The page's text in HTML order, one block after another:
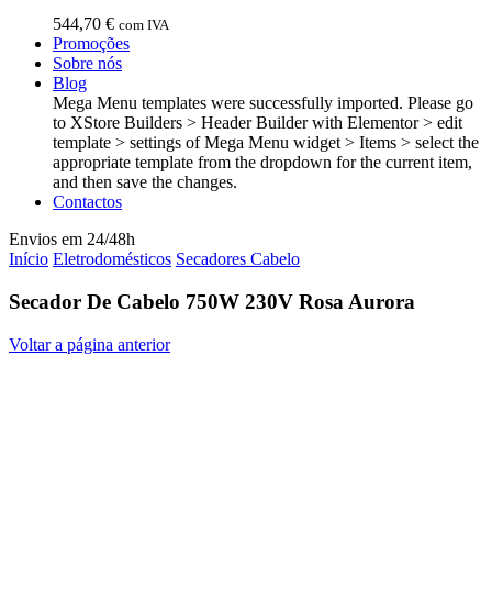
544,70 € com IVA
Promoções
Sobre nós
Blog
Mega Menu templates were successfully imported. Please go
to XStore Builders > Header Builder with Elementor > edit
template > settings of Mega Menu widget > Items > select the
appropriate template from the dropdown for the current item,
and then save the changes.
Contactos
Envios em 24/48h
Início Eletrodomésticos Secadores Cabelo
Secador De Cabelo 750W 230V Rosa Aurora
Voltar a página anterior